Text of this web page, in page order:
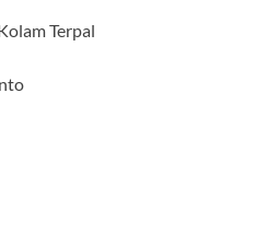
Terpal